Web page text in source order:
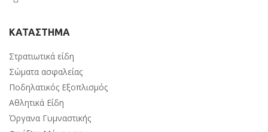
ΚΑΤΑΣΤΗΜΑ
Στρατιωτικά είδη
Σώματα ασφαλείας
Ποδηλατικός Εξοπλισμός
Αθλητικά Είδη
Όργανα Γυμναστικής